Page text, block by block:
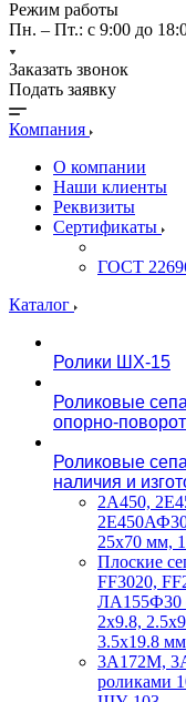
Режим работы
Пн. – Пт.: с 9:00 до
Заказать звонок
Подать заявку
Компания
О компании
Наши клиенты
Реквизиты
Сертификаты
ГОСТ
Каталог
Ролики ШХ-15
Роликовые
опорно-
Роликовые
наличия и
2А450,
25х70 мм,
Плоские
FF3020,
ЛА155Ф30
2х9.8,
3.5х19.8 мм
3А172М,
роликами